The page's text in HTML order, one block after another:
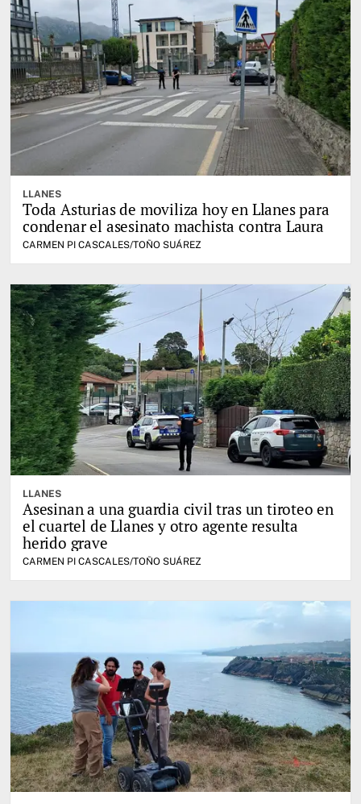
LLANES
Toda Asturias de moviliza hoy en Llanes para
condenar el asesinato machista contra Laura
CARMEN PI CASCALES/TOÑO SUÁREZ
LLANES
Asesinan a una guardia civil tras un tiroteo en
el cuartel de Llanes y otro agente resulta
herido grave
CARMEN PI CASCALES/TOÑO SUÁREZ